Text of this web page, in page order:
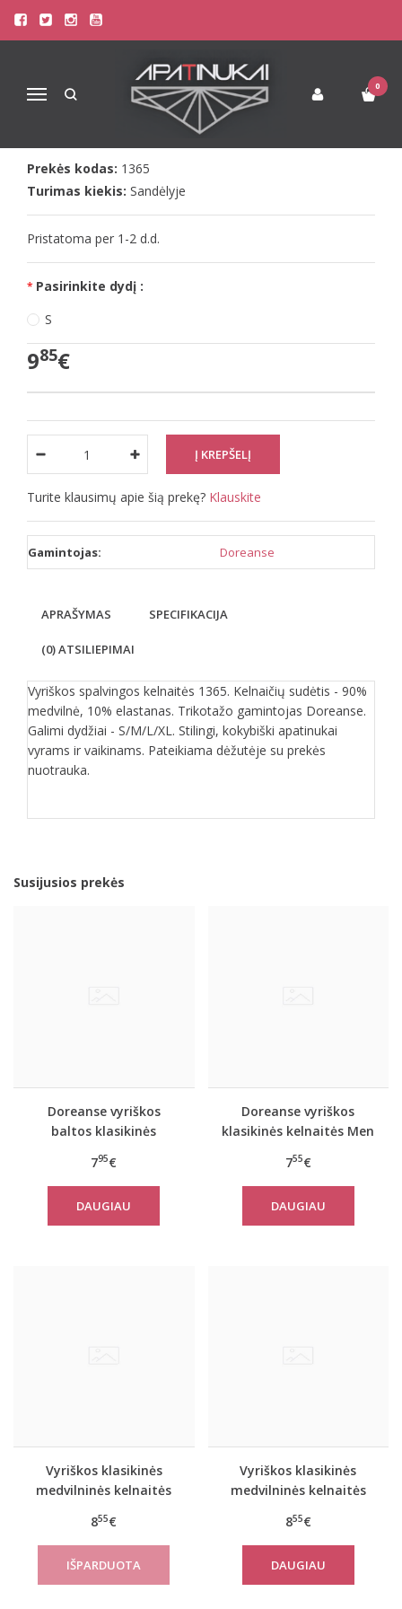
Navigacija
0
Pagrindinis Apatinis Trikotažas Vyrams
Doreanse Vyriškos spalvingos kelnaitės 1365
DOREANSE VYRIŠKOS SPALVINGOS
KELNAITĖS 1365
Prekės kodas: 1365
Turimas kiekis: Sandėlyje
Pristatoma per 1-2 d.d.
Pasirinkite dydį :
S
985€
Turite klausimų apie šią prekę? Klauskite
Gamintojas: Doreanse
APRAŠYMAS SPECIFIKACIJA
(0) ATSILIEPIMAI
Vyriškos spalvingos kelnaitės 1365. Kelnaičių sudėtis - 90%
medvilnė, 10% elastanas. Trikotažo gamintojas Doreanse.
Galimi dydžiai - S/M/L/XL. Stilingi, kokybiški apatinukai
vyrams ir vaikinams. Pateikiama dėžutėje su prekės
nuotrauka.
Susijusios prekės
Doreanse vyriškos
baltos klasikinės
795€
DAUGIAU
Doreanse vyriškos
klasikinės kelnaitės Men
755€
DAUGIAU
Vyriškos klasikinės
medvilninės kelnaitės
855€
Vyriškos klasikinės
medvilninės kelnaitės
855€
DAUGIAU